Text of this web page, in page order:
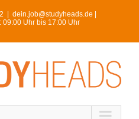
dein.job@studyheads.de |
09:00 Uhr bis 17:00 Uhr